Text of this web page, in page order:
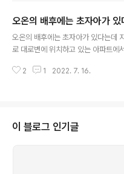
서 대가 올라온다. 물만 주었을 뿐인데
는 것 같다. 생장하는 힘은 어디서 오
한 일이다. 하물며 축생은 어떠할까?
중생의 조건과도 같다. 그래서 삼계와
오온의 배후에는 초자아가 있
오온의 배후에는 초자아가 있다는데
로 대로변에 위치하고 있는 아파트에
는 것 같다. 긴 글을 쓴다. 글은 논리이
전, 직지인심, 이 말들은 선종의 종지
다고 말한다. 그래야 견성성불 할 수
2 1 2022. 7. 16.
이 블로그 인기글